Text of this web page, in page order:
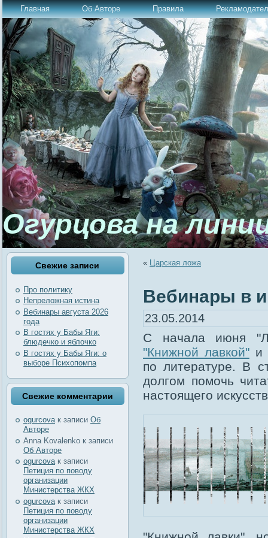
Главная Об Авторе Правила
Огурцова на
Свежие записи
Про политику
Непреложная истина
Вебинары августа 2026
года
В гостях у Бабы Яги:
блюдечко и яблочко
В гостях у Бабы Яги: о
выборе Психопомпа
Свежие комментарии
ogurcovaк записи Об
Авторе
Anna Kovalenko к записи
Об Авторе
ogurcovaк записи
Петиция по поводу
организации
Министерства ЖКХ
ogurcova к записи
Петиция по поводу
организации
Министерства ЖКХ
« Царская ложа
Вебинары в
23.05.2014
С начала июня
"Книжной лавкой"и
по литературе. В
долгом помочь
настоящего